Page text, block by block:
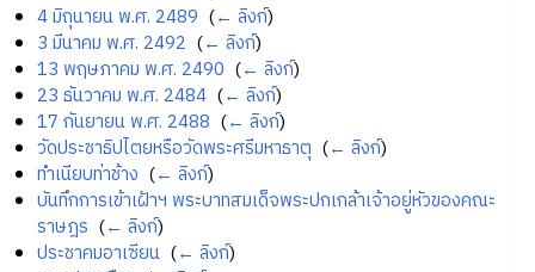
4 มิถุนายน พ.ศ. 2489 (← ลิงก์)
3 มีนาคม พ.ศ. 2492 (← ลิงก์)
13 พฤษภาคม พ.ศ. 2490 (← ลิงก์)
23 ธันวาคม พ.ศ. 2484 (← ลิงก์)
17 กันยายน พ.ศ. 2488 (← ลิงก์)
วัดประชาธิปไตยหรือวัดพระศรีมหาธาตุ (← ลิงก์)
ทำเนียบท่าช้าง (← ลิงก์)
บันทึกการเข้าเฝ้าฯ พระบาทสมเด็จพระปกเกล้าเจ้าอยู่หัวของคณะ
ราษฎร (← ลิงก์)
ประชาคมอาเซียน (← ลิงก์)